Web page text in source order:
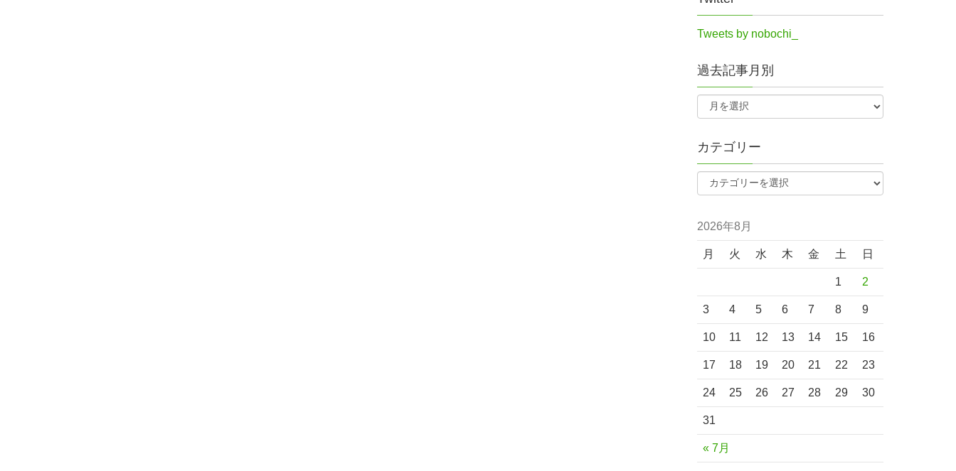
Tweets by nobochi_
過去記事月別
カテゴリー
2026年8月
月 火 水 木 金 土 日
« 7月
1 2
3 4 5 6 7 8 9
10 11 12 13 14 15 16
17 18 19 20 21 22 23
24 25 26 27 28 29 30
31